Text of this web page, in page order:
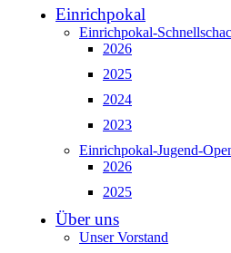
Einrichpokal
Einrichpokal-
2026
2025
2024
2023
Einrichpokal-Jugend-
2026
2025
Über uns
Unser Vorstand